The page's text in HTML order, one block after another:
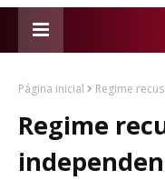
Página inicial Regime
Regime